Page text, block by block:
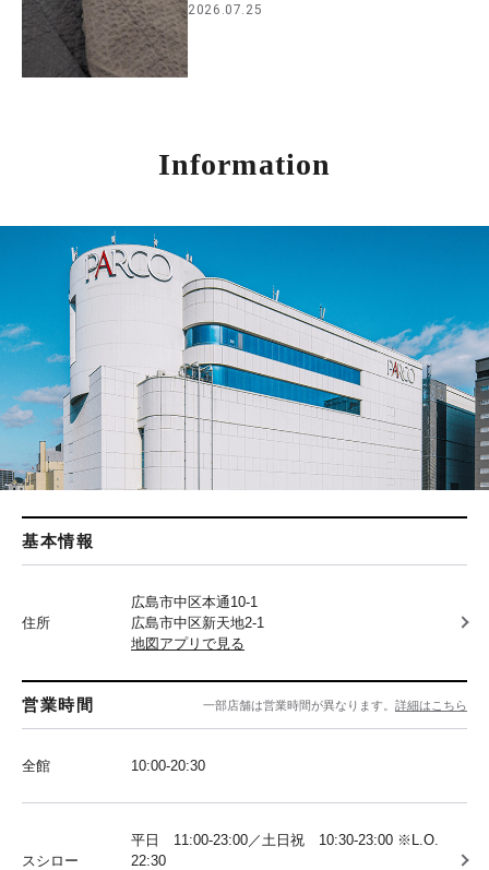
2026.07.25
Information
基本情報
住所
広島市中区本通10-1
広島市中区新天地2-1
地図アプリで見る
営業時間 一部店舗は営業時間が異なります。 詳細はこちら
全館 10:00-20:30
スシロー
平日 11:00-23:00／土日祝 10:30-23:00 ※L.O.
22:30